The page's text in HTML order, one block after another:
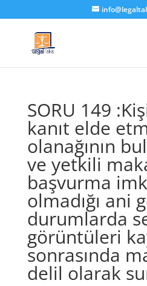
SORU 149
kanıt elde
olanağının
ve yetkili
başvurma
olmadığı ani
durumlarda
görüntüleri
sonrasında
delil olarak